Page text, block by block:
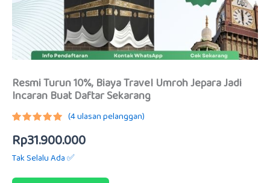
Resmi Turun 10%, Biaya Travel Umroh Jepara Jadi
Incaran Buat Daftar Sekarang
5.00dari
5
berdasarkan
penilaian
(4ulasan pelanggan)
Rp31.900.000
Tak Selalu Ada ✅